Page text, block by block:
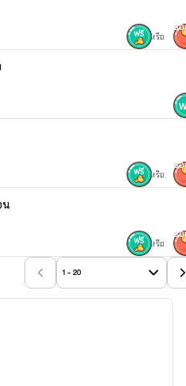
หรือ
หรือ
น
หรือ
1 - 20